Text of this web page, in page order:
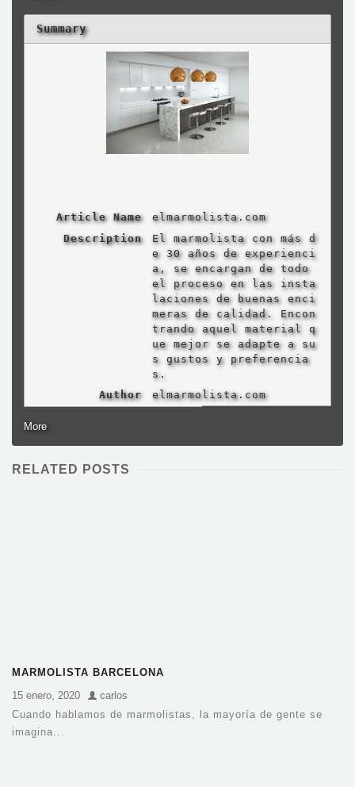
Summary
Article Name
elmarmolista.com
Description
El marmolista con más d
e 30 años de experienci
a, se encargan de todo
el proceso en las insta
laciones de buenas enci
meras de calidad. Encon
trando aquel material q
ue mejor se adapte a su
s gustos y preferencia
s.
Author
elmarmolista.com
More
RELATED POSTS
MARMOLISTA BARCELONA
15 enero, 2020
carlos
Cuando hablamos de marmolistas, la mayoría de gente se
imagina...